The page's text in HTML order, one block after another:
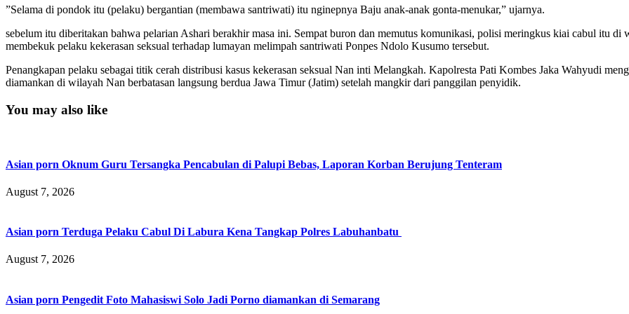
”Selama di pondok itu (pelaku) bergantian (membawa santriwati) itu nginepnya Baju anak-anak gonta-menukar,” ujarnya.
sebelum itu diberitakan bahwa pelarian Ashari berakhir masa ini. Sempat buron dan memutus komunikasi, polisi meringkus kiai cabul itu
membekuk pelaku kekerasan seksual terhadap lumayan melimpah santriwati Ponpes Ndolo Kusumo tersebut.
Penangkapan pelaku sebagai titik cerah distribusi kasus kekerasan seksual Nan inti Melangkah. Kapolresta Pati Kombes Jaka Wahyudi
diamankan di wilayah Nan berbatasan langsung berdua Jawa Timur (Jatim) setelah mangkir dari panggilan penyidik.
You may also like
Asian porn Oknum Guru Tersangka Pencabulan di Palupi Bebas, Laporan Korban Berujung Tenteram
August 7, 2026
Asian porn Terduga Pelaku Cabul Di Labura Kena Tangkap Polres Labuhanbatu
August 7, 2026
Asian porn Pengedit Foto Mahasiswi Solo Jadi Porno diamankan di Semarang